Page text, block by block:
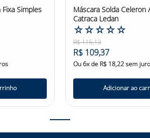
Simples
Máscara Solda Celeron
Catraca Ledan
☆☆☆☆☆
R$115,13
R$ 109,37
Ou6x de R$ 18,22sem
Adicionar ao